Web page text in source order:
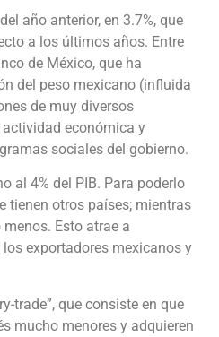
año anterior, en 3.7%, que
a los últimos años. Entre
de México, que ha
del peso mexicano (influida
de muy diversos
económica y
sociales del gobierno.
al 4% del PIB. Para poderlo
tienen otros países; mientras
Esto atrae a
exportadores mexicanos y
trade”, que consiste en que
mucho menores y adquieren